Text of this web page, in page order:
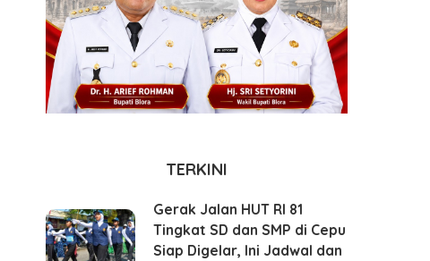
TERKINI
Gerak Jalan HUT RI 81
Tingkat SD dan SMP di Cepu
Siap Digelar, Ini Jadwal dan